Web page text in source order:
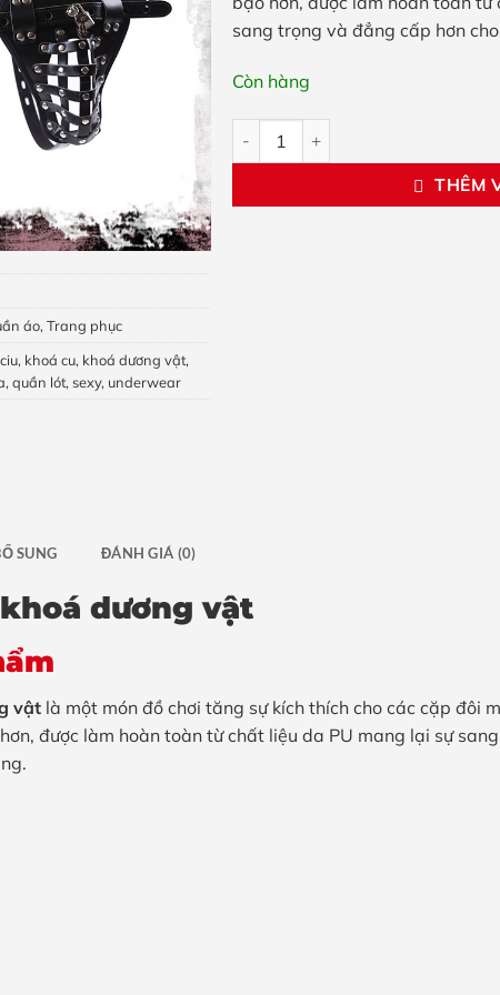
áo, Trang phục
, khoá cu, khoá dương vật,
, quần lót, sexy, underwear
sang trọng và đẳng cấp hơn
Còn hàng
THÊM
SUNG ĐÁNH GIÁ (0)
dương vật
vật là một món đồ chơi tăng sự kích thích cho các cặp đôi
được làm hoàn toàn từ chất liệu da PU mang lại sự